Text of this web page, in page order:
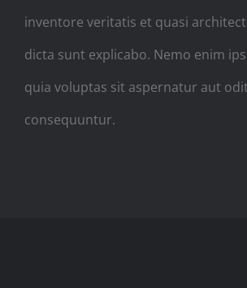
inventore veritatis et quasi
dicta sunt explicabo. Nemo enim
quia voluptas sit aspernatur aut
consequuntur.